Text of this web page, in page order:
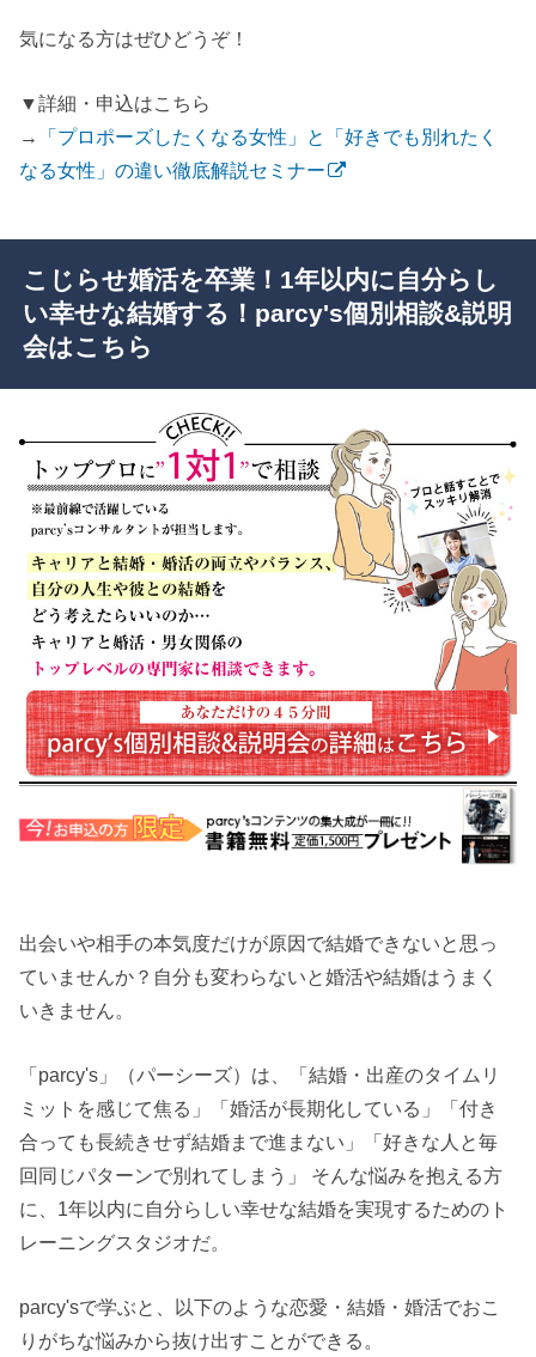
気になる方はぜひどうぞ！
▼詳細・申込はこちら
→
「プロポーズしたくなる女性」と「好きでも別れたく
なる女性」の違い徹底解説セミナー
こじらせ婚活を卒業！1年以内に自分らし
い幸せな結婚する！parcy's個別相談&説明
会はこちら
出会いや相手の本気度だけが原因で結婚できないと思っ
ていませんか？自分も変わらないと婚活や結婚はうまく
いきません。
「parcy's」（パーシーズ）は、「結婚・出産のタイムリ
ミットを感じて焦る」「婚活が長期化している」「付き
合っても長続きせず結婚まで進まない」「好きな人と毎
回同じパターンで別れてしまう」 そんな悩みを抱える方
に、1年以内に自分らしい幸せな結婚を実現するためのト
レーニングスタジオだ。
parcy'sで学ぶと、以下のような恋愛・結婚・婚活でおこ
りがちな悩みから抜け出すことができる。